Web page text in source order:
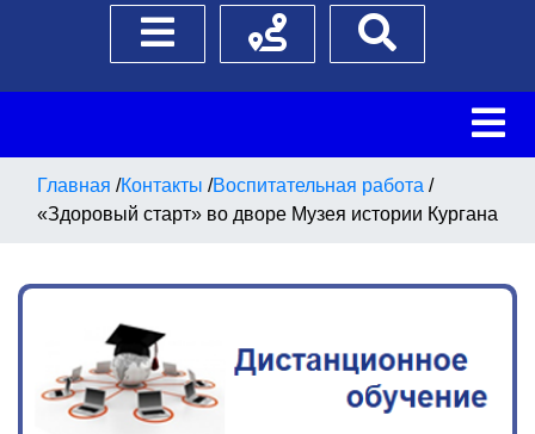
Боковое менюСхема проезда
Главная /Контакты /Воспитательная работа /
«Здоровый старт» во дворе Музея истории Кургана